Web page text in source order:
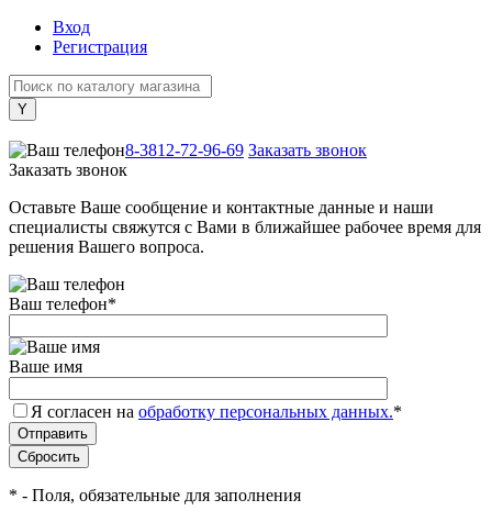
Вход
Регистрация
8-3812-72-96-69 Заказать звонок
Заказать звонок
Оставьте Ваше сообщение и контактные данные и наши
специалисты свяжутся с Вами в ближайшее рабочее время для
решения Вашего вопроса.
Ваш телефон*
Ваше имя
Я согласен на обработку персональных данных.*
* - Поля, обязательные для заполнения